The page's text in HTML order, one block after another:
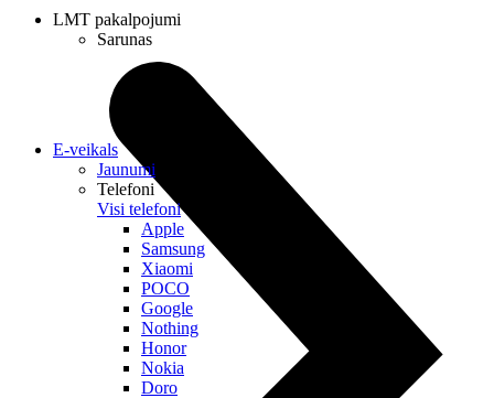
LMT pakalpojumi
Sarunas
E-veikals
Jaunumi
Telefoni
Visi telefoni
Apple
Samsung
Xiaomi
POCO
Google
Nothing
Honor
Nokia
Doro